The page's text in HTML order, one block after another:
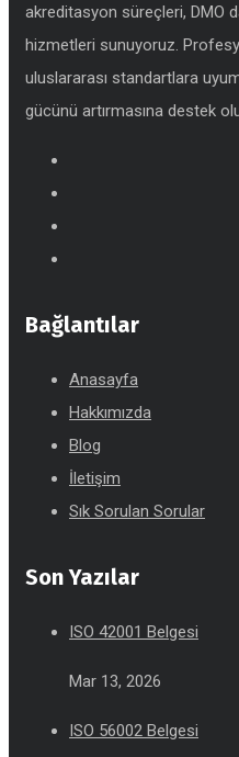
akreditasyon süreçleri, DMO
hizmetleri sunuyoruz.
uluslararası standartlara
gücünü artırmasına destek
Bağlantılar
Anasayfa
Hakkımızda
Blog
İletişim
Sık Sorulan Sorular
Son Yazılar
ISO 42001 Belgesi
Mar 13, 2026
ISO 56002 Belgesi